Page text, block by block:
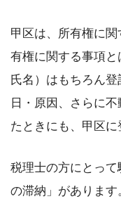
甲区は、所有権に
有権に関する事項と
氏名）はもちろん
日・原因、さらに
たときにも、甲区に
税理士の方にとっ
の滞納」がありま